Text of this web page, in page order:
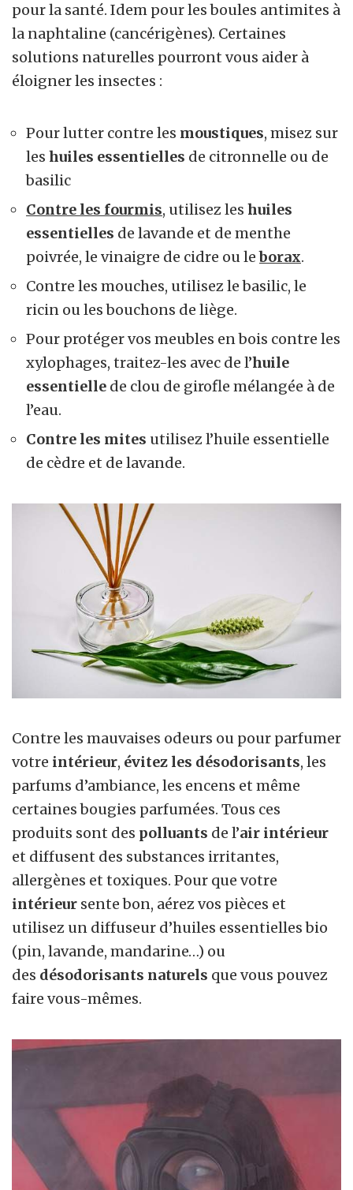
pour la santé. Idem pour les boules antimites à
la naphtaline (cancérigènes). Certaines
solutions naturelles pourront vous aider à
éloigner les insectes :
Pour lutter contre les moustiques, misez sur
les huiles essentielles de citronnelle ou de
basilic
Contre les fourmis, utilisez les huiles
essentielles de lavande et de menthe
poivrée, le vinaigre de cidre ou leborax.
Contre les mouches, utilisez le basilic, le
ricin ou les bouchons de liège.
Pour protéger vos meubles en bois contre les
xylophages, traitez-les avec de l’huile
essentielle de clou de girofle mélangée à de
l’eau.
Contre les mites utilisez l’huile essentielle
de cèdre et de lavande.
Contre les mauvaises odeurs ou pour parfumer
votre intérieur, évitez les désodorisants, les
parfums d’ambiance, les encens et même
certaines bougies parfumées. Tous ces
produits sont des polluants de l’air intérieur
et diffusent des substances irritantes,
allergènes et toxiques. Pour que votre
intérieur sente bon, aérez vos pièces et
utilisez un diffuseur d’huiles essentielles bio
(pin, lavande, mandarine…) ou
des désodorisants naturels que vous pouvez
faire vous-mêmes.